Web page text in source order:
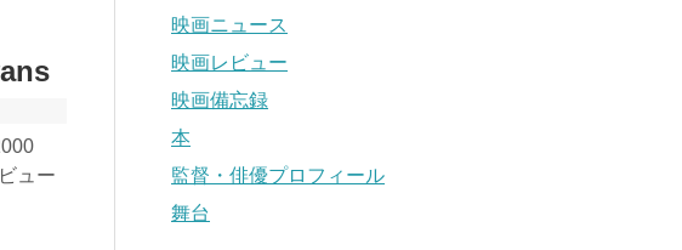
ュー
映画ニュース
映画レビュー
映画備忘録
本
監督・俳優プロフィール
舞台